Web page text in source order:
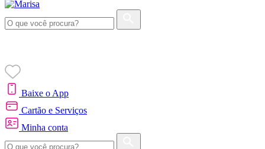
Baixe o App
Cartão e Serviços
Minha conta